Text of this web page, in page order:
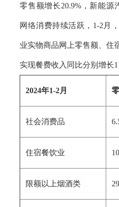
零售额增长20.9%，新能源
网络消费持续活跃，1-2月
业实物商品网上零售额、住
实现餐费收入同比分别增长
2024年1-2月
社会消费品
住宿餐饮业
限额以上烟酒类 29